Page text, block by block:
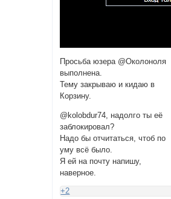
Просьба юзера @Околоноля
выполнена.
Тему закрываю и кидаю в
Корзину.
@kolobdur74, надолго ты её
заблокировал?
Надо бы отчитаться, чтоб по
уму всё было.
Я ей на почту напишу,
наверное.
+2